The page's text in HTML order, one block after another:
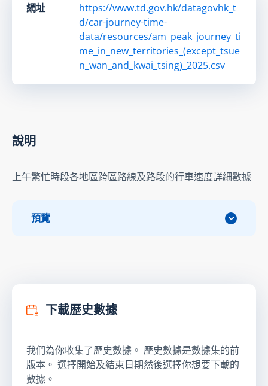
網址
https://www.td.gov.hk/datagovhk_t
d/car-journey-time-
data/resources/am_peak_journey_ti
me_in_new_territories_(except_tsue
n_wan_and_kwai_tsing)_2025.csv
說明
上午繁忙時段各地區跨區路線及路段的行車速度詳細數據
預覽
下載歷史數據
我們為你收集了歷史數據。 歷史數據是數據集的前
版本。 選擇開始及結束日期然後選擇你想要下載的
數據。